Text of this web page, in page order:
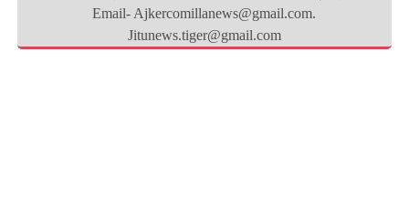
Email- Ajkercomillanews@gmail.com.
Jitunews.tiger@gmail.com